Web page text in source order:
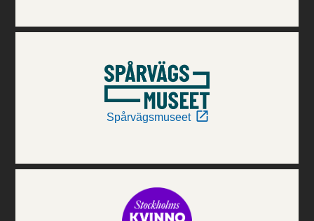
Spårvägsmuseet